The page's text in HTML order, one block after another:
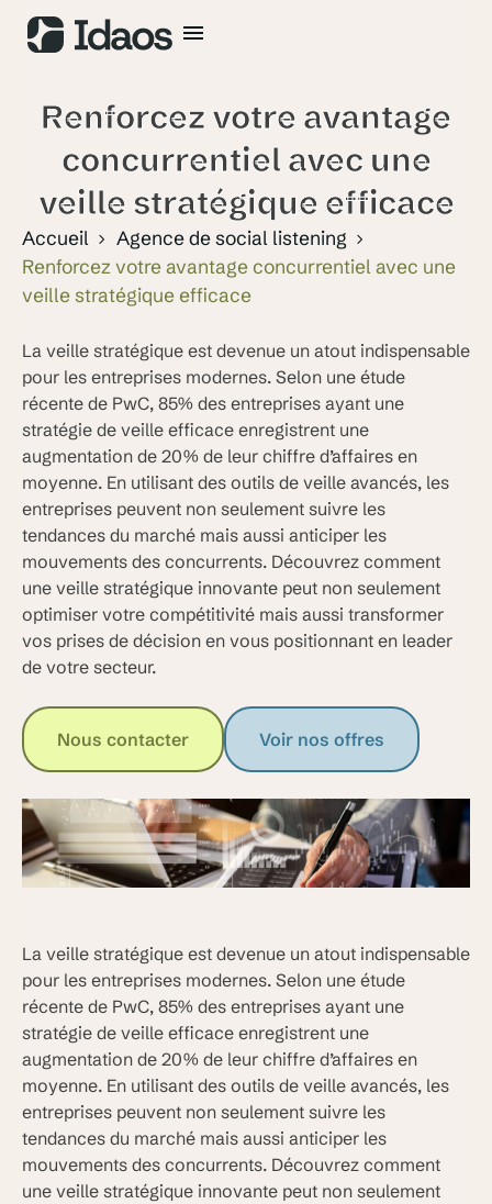
Renforcez votre avantage
concurrentiel avec une
veille stratégique efficace
Accueil
Agence de social listening
Renforcez votre avantage concurrentiel avec une
veille stratégique efficace
La veille stratégique est devenue un atout indispensable
pour les entreprises modernes. Selon une étude
récente de PwC, 85% des entreprises ayant une
stratégie de veille efficace enregistrent une
augmentation de 20% de leur chiffre d’affaires en
moyenne. En utilisant des outils de veille avancés, les
entreprises peuvent non seulement suivre les
tendances du marché mais aussi anticiper les
mouvements des concurrents. Découvrez comment
une veille stratégique innovante peut non seulement
optimiser votre compétitivité mais aussi transformer
vos prises de décision en vous positionnant en leader
de votre secteur.
Nous contacter Voir nos offres
La veille stratégique est devenue un atout indispensable
pour les entreprises modernes. Selon une étude
récente de PwC, 85% des entreprises ayant une
stratégie de veille efficace enregistrent une
augmentation de 20% de leur chiffre d’affaires en
moyenne. En utilisant des outils de veille avancés, les
entreprises peuvent non seulement suivre les
tendances du marché mais aussi anticiper les
mouvements des concurrents. Découvrez comment
une veille stratégique innovante peut non seulement